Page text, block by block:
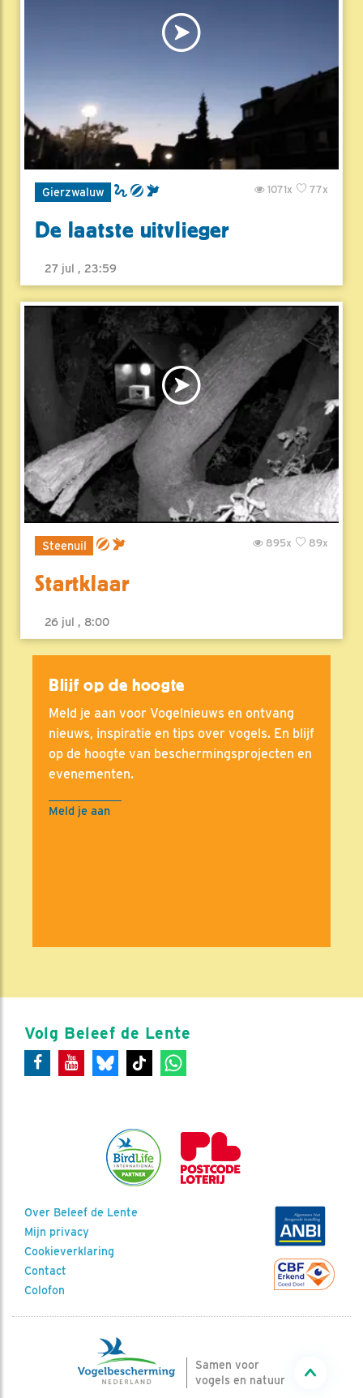
Gierzwaluw 77x
1071x
De laatste uitvlieger
27 jul , 23:59
Steenuil 89x
895x
Startklaar
26 jul , 8:00
Blijf op de hoogte
Meld je aan voor Vogelnieuws en ontvang
nieuws, inspiratie en tips over vogels. En blijf
op de hoogte van beschermingsprojecten en
evenementen.
Meld je aan
Volg Beleef de Lente
Over Beleef de Lente
Mijn privacy
Cookieverklaring
Contact
Colofon
Samen voor
vogels en natuur